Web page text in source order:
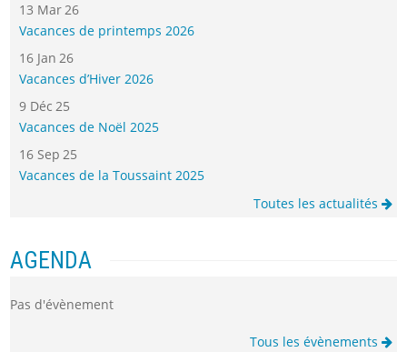
13 Mar 26
Vacances de printemps 2026
16 Jan 26
Vacances d’Hiver 2026
9 Déc 25
Vacances de Noël 2025
16 Sep 25
Vacances de la Toussaint 2025
Toutes les actualités
AGENDA
Pas d'évènement
Tous les évènements